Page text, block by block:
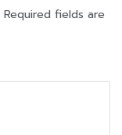
Required fields are